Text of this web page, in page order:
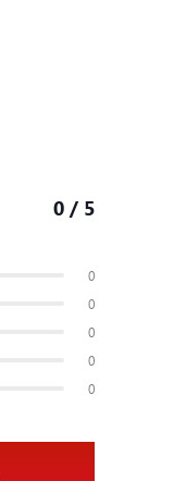
0 / 5
0
0
0
0
0